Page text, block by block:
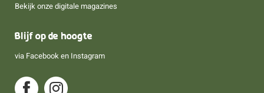
Bekijk onze digitale magazines
Blijf op de hoogte
via Facebook en Instagram